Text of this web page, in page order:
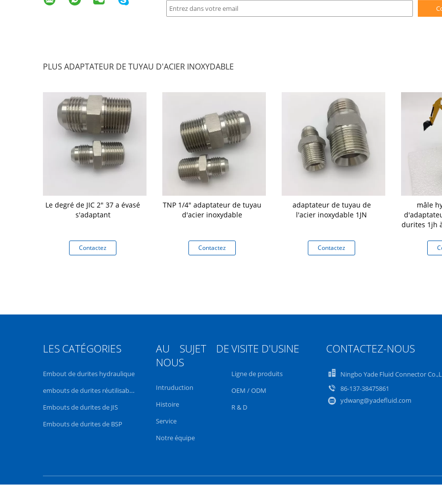
PLUS ADAPTATEUR DE TUYAU D'ACIER INOXYDABLE
Le degré de JIC 2" 37 a évasé
s'adaptant
Contactez
TNP 1/4" adaptateur de tuyau
d'acier inoxydable
Contactez
adaptateur de tuyau de
l'acier inoxydable 1JN
Contactez
mâle
durites 1jh
LES CATÉGORIES
Embout de durites hydraulique
embouts de durites réutilisables
Embouts de durites de JIS
Embouts de durites de BSP
AU SUJET DE
NOUS
Intruduction
Histoire
Service
Notre équipe
VISITE D'USINE
Ligne de produits
OEM / ODM
R & D
CONTACTEZ-NOUS
Ningbo Yade Fluid Connector
86-137-38475861
ydwang@yadefluid.com